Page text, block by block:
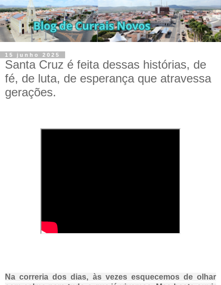
15 junho 2025
Santa Cruz é feita dessas histórias, de
fé, de luta, de esperança que atravessa
gerações.
Na correria dos dias, às vezes esquecemos de olhar